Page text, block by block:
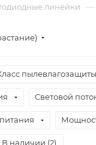
линейки —
пылевлагозащиты
Световой
В наличии (2)